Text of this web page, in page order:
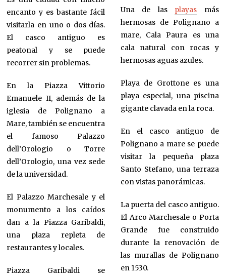
encanto y es bastante fácil
visitarla en uno o dos días.
El casco antiguo es
peatonal y se puede
recorrer sin problemas.
En la Piazza Vittorio
Emanuele II, además de la
iglesia de Polignano a
Mare, también se encuentra
el famoso Palazzo
dell’Orologio o Torre
dell’Orologio, una vez sede
de la universidad.
El Palazzo Marchesale y el
monumento a los caídos
dan a la Piazza Garibaldi,
una plaza repleta de
restaurantes y locales.
Piazza Garibaldi se
Una de las playasmás
hermosas de Polignano a
mare, Cala Paura es una
cala natural con rocas y
hermosas aguas azules.
Playa de Grottone es una
playa especial, una piscina
gigante clavada en la roca.
En el casco antiguo de
Polignano a mare se puede
visitar la pequeña plaza
Santo Stefano, una terraza
con vistas panorámicas.
La puerta del casco antiguo.
El Arco Marchesale o Porta
Grande fue construido
durante la renovación de
las murallas de Polignano
en 1530.